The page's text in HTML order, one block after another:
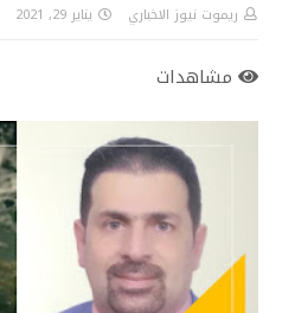
ريموت نيوز الاخباري يناير 29, 2021
مشاهدات